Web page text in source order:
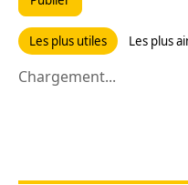
Les plus utiles Les plus
Chargement...